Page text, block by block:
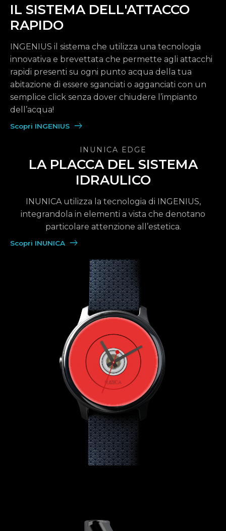
IL SISTEMA DELL'ATTACCO
RAPIDO
INGENIUS il sistema che utilizza una tecnologia
innovativa e brevettata che permette agli attacchi
rapidi presenti su ogni punto acqua della tua
abitazione di essere sganciati o agganciati con un
semplice click senza dover chiudere l’impianto
dell’acqua!
Scopri INGENIUS
INUNICA EDGE
LA PLACCA DEL SISTEMA
IDRAULICO
INUNICA utilizza la tecnologia di INGENIUS,
integrandola in elementi a vista che denotano
particolare attenzione all’estetica.
Scopri INUNICA